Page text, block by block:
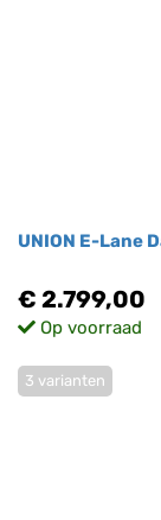
UNION E-Lane
€ 2.799,00
Op voorraad
3 varianten